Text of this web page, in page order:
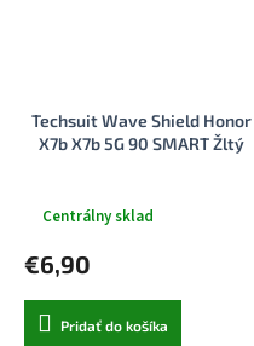
Techsuit Wave Shield Honor
X7b X7b 5G 90 SMART Žltý
Centrálny sklad
€6,90
Pridať do košíka